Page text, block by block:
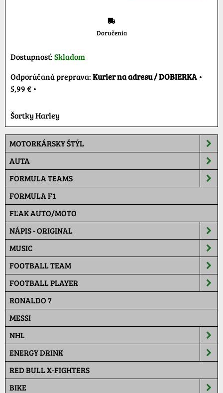
Doručenia
Dostupnosť:Skladom
Kurier na adresu / DOBIERKA•
5,99 € •
Šortky Harley
MOTORKÁRSKY ŠTÝL
AUTA
FORMULA TEAMS
FORMULA F1
FĽAK AUTO/MOTO
NÁPIS - ORIGINAL
MUSIC
FOOTBALL TEAM
FOOTBALL PLAYER
RONALDO 7
MESSI
NHL
ENERGY DRINK
RED BULL X-FIGHTERS
BIKE